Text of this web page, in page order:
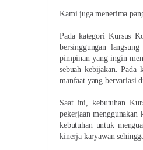
Kami juga menerima
Pada kategori Kursus
bersinggungan
pimpinan yang ingin
sebuah kebijakan.
manfaat yang bervariasi
Saat ini, kebutuhan
pekerjaan
kebutuhan untuk
kinerja karyawan